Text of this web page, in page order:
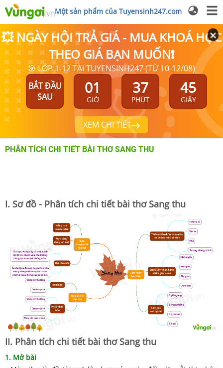
Một sản phẩm của Tuyensinh247.com
💥 NGÀY HỘI TRẢ GIÁ - MUA KHOÁ HỌC
THEO GIÁ BẠN MUỐN❗
🎯 LỚP 1-12 TẠI TUYENSINH247 (TỪ 10-12/08)
BẮT ĐẦU
SAU
01
GIỜ
37
PHÚT
45
GIÂY
XEM CHI TIẾT
PHÂN TÍCH CHI TIẾT BÀI THƠ SANG THU
I. Sơ đồ - Phân tích chi tiết bài thơ Sang thu
II. Phân tích chi tiết bài thơ Sang thu
1. Mở bài